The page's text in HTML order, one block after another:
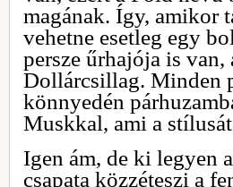
magának. Így, amikor
vehetne esetleg egy
persze űrhajója is
Dollárcsillag. Minden
könnyedén
Muskkal, ami a
Igen ám, de ki legyen
csapata közzéteszi a